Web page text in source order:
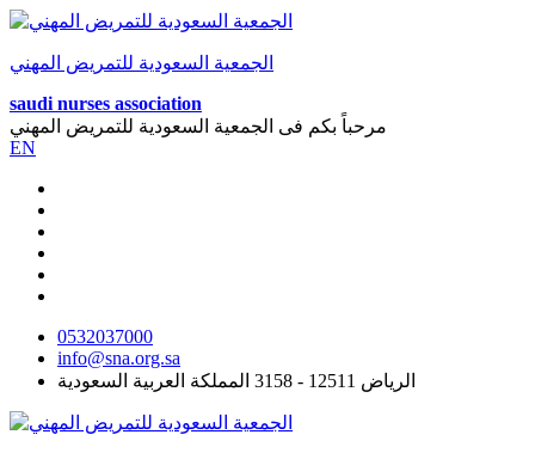
الجمعية السعودية للتمريض المهني
saudi nurses association
مرحباً بكم فى الجمعية السعودية للتمريض المهني
EN
0532037000
info@sna.org.sa
الرياض 12511 - 3158 المملكة العربية السعودية